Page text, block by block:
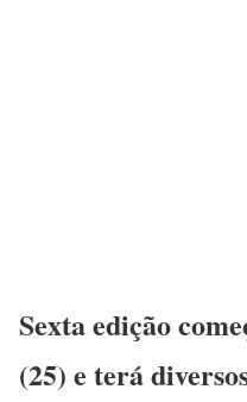
Sexta edição
(25) e terá